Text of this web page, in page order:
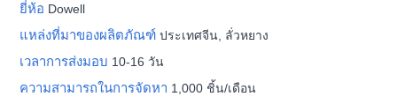
ยี่ห้อ Dowell
แหล่งที่มาของผลิตภัณฑ์ประเทศจีน, ลั่วหยาง
เวลาการส่งมอบ 10-16 วัน
ความสามารถในการจัดหา 1,000 ชิ้น/เดือน